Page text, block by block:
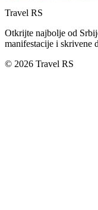
Travel RS
Otkrijte najbolje od
manifestacije i skrivene
© 2026 Travel RS